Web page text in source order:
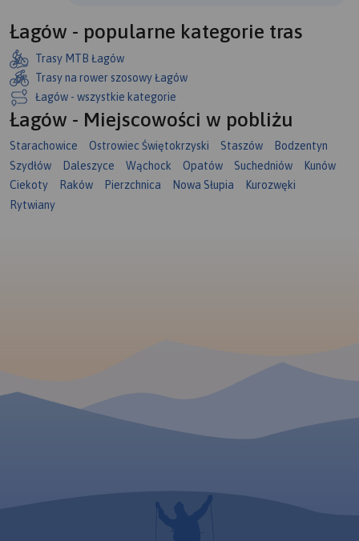
Łagów - popularne kategorie tras
Trasy MTB Łagów
Trasy na rower szosowy Łagów
Łagów - wszystkie kategorie
Łagów - Miejscowości w pobliżu
Starachowice Ostrowiec Świętokrzyski Staszów
Bodzentyn
Szydłów
Daleszyce Wąchock Opatów Suchedniów
Kunów
Ciekoty
Raków Pierzchnica Nowa Słupia
Kurozwęki
Rytwiany